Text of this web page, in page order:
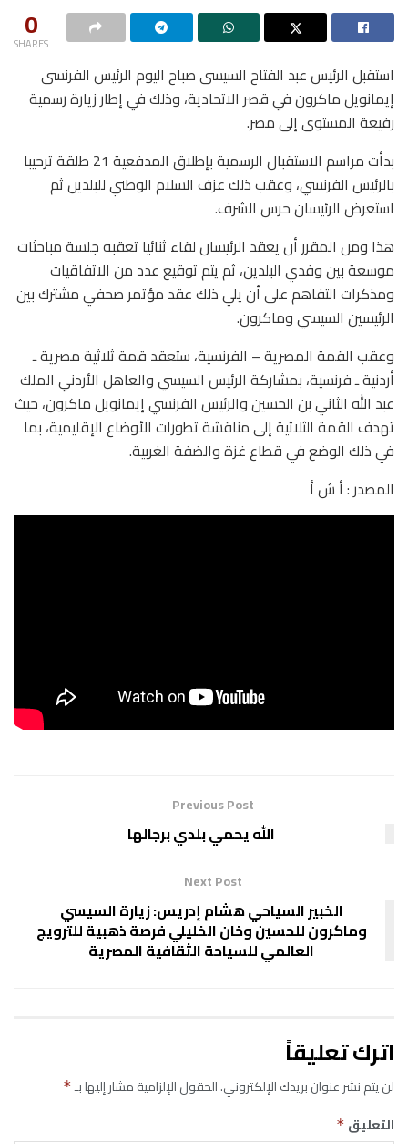
0
SHARES
استقبل الرئيس عبد الفتاح السيسى صباح اليوم الرئيس الفرنسى
إيمانويل ماكرون في قصر الاتحادية، وذلك في إطار زيارة رسمية
رفيعة المستوى إلى مصر.
بدأت مراسم الاستقبال الرسمية بإطلاق المدفعية 21 طلقة ترحيبا
بالرئيس الفرنسي، وعقب ذلك عزف السلام الوطني للبلدين ثم
استعرض الرئيسان حرس الشرف.
هذا ومن المقرر أن يعقد الرئيسان لقاء ثنائيا تعقبه جلسة مباحثات
موسعة بين وفدي البلدين، ثم يتم توقيع عدد من الاتفاقيات
ومذكرات التفاهم على أن يلي ذلك عقد مؤتمر صحفي مشترك بين
الرئيسين السيسي وماكرون.
وعقب القمة المصرية – الفرنسية، ستعقد قمة ثلاثية مصرية ـ
أردنية ـ فرنسية، بمشاركة الرئيس السيسي والعاهل الأردني الملك
عبد الله الثاني بن الحسين والرئيس الفرنسي إيمانويل ماكرون، حيث
تهدف القمة الثلاثية إلى مناقشة تطورات الأوضاع الإقليمية، بما
في ذلك الوضع في قطاع غزة والضفة الغربية.
المصدر : أ ش أ
Previous Post
الله يحمي بلدي برجالها
Next Post
الخبير السياحي هشام إدريس: زيارة السيسي
وماكرون للحسين وخان الخليلي فرصة ذهبية للترويج
العالمي للسياحة الثقافية المصرية
اترك تعليقاً
لن يتم نشر عنوان بريدك الإلكتروني.الحقول الإلزامية مشار إليها بـ*
التعليق *